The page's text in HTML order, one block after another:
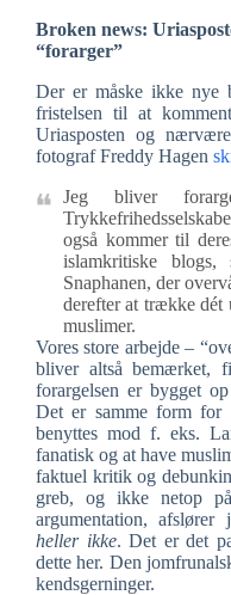
Broken news:
“forarger”
Der er måske ikke nye
fristelsen til at
Uriasposten og
fotograf Freddy Hagen
Jeg bliver
også kommer til
islamkritiske blogs,
Snaphanen, der
derefter at trække dét
muslimer.
Vores store arbejde –
bliver altså bemærket,
forargelsen er bygget
Det er samme form for
benyttes mod f. eks.
fanatisk og at have
faktuel kritik og
greb, og ikke netop
argumentation,
heller ikke. Det er det
dette her. Den
kendsgerninger.